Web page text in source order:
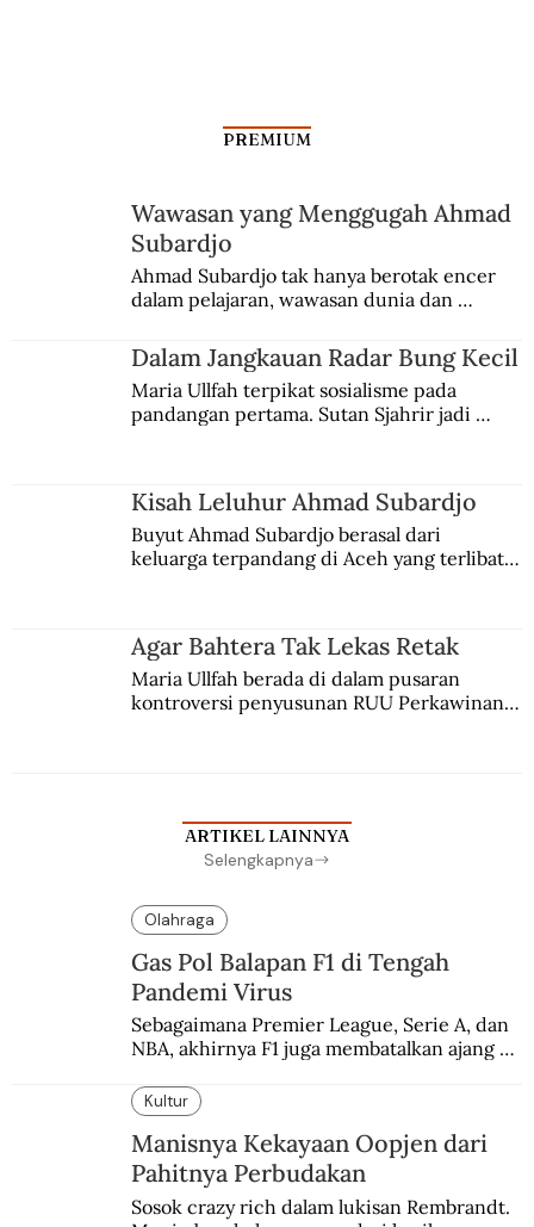
PREMIUM
Wawasan yang Menggugah Ahmad
Subardjo
Ahmad Subardjo tak hanya berotak encer
dalam pelajaran, wawasan dunia dan
Jules Verne, Multatuli, hingga Sun Yat-sen.
Dalam Jangkauan Radar Bung Kecil
Maria Ullfah terpikat sosialisme pada
pandangan pertama. Sutan Sjahrir jadi
Kisah Leluhur Ahmad Subardjo
Buyut Ahmad Subardjo berasal dari
keluarga terpandang di Aceh yang terlibat
Agar Bahtera Tak Lekas Retak
Maria Ullfah berada di dalam pusaran
kontroversi penyusunan RUU Perkawinan.
ARTIKEL LAINNYA
Selengkapnya
Olahraga
Gas Pol Balapan F1 di Tengah
Pandemi Virus
Sebagaimana Premier League, Serie A, dan
NBA, akhirnya F1 juga membatalkan ajang
enam dekade lampau.
Kultur
Manisnya Kekayaan Oopjen dari
Pahitnya Perbudakan
Sosok crazy rich dalam lukisan Rembrandt.